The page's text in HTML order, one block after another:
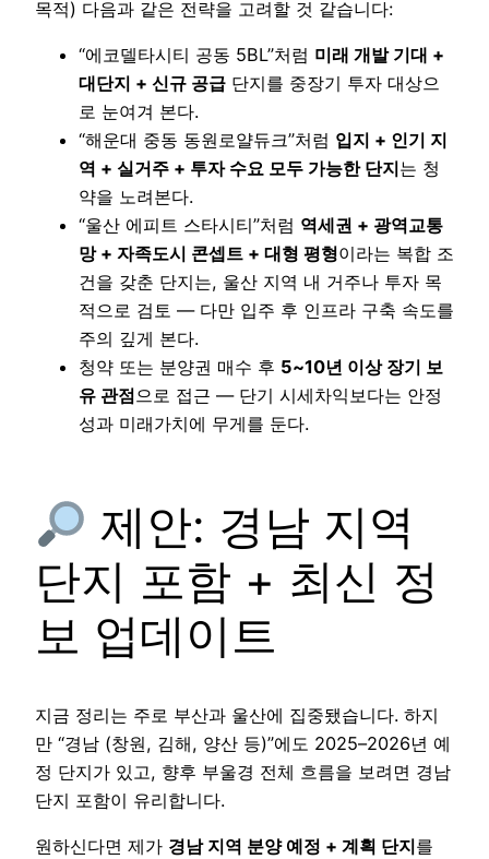
목적) 다음과 같은 전략을 고려할 것 같습니다:
“에코델타시티 공동 5BL”처럼 미래 개발 기대 +
대단지 + 신규 공급 단지를 중장기 투자 대상으
로 눈여겨 본다.
“해운대 중동 동원로얄듀크”처럼 입지 + 인기 지
역 + 실거주 + 투자 수요 모두 가능한 단지는 청
약을 노려본다.
“울산 에피트 스타시티”처럼 역세권 + 광역교통
망 + 자족도시 콘셉트 + 대형 평형이라는 복합 조
건을 갖춘 단지는, 울산 지역 내 거주나 투자 목
적으로 검토 — 다만 입주 후 인프라 구축 속도를
주의 깊게 본다.
청약 또는 분양권 매수 후 5~10년 이상 장기 보
유 관점으로 접근 — 단기 시세차익보다는 안정
성과 미래가치에 무게를 둔다.
제안: 경남 지역
단지 포함 + 최신 정
보 업데이트
지금 정리는 주로 부산과 울산에 집중됐습니다. 하지
만 “경남 (창원, 김해, 양산 등)”에도 2025–2026년 예
정 단지가 있고, 향후 부울경 전체 흐름을 보려면 경남
단지 포함이 유리합니다.
원하신다면 제가 경남 지역 분양 예정 + 계획 단지를